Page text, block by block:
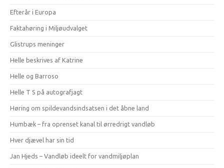
Efterår i Europa
Faktahøring i Miljøudvalget
Glistrups meninger
Helle beskrives af Katrine
Helle og Barroso
Helle T S på autografjagt
Høring om spildevandsindsatsen i det åbne land
Humbæk – fra oprenset kanal til ørredrigt vandløb
Hver djævel har sin tid
Jan Hjeds – Vandløb ideelt for vandmiljøplan